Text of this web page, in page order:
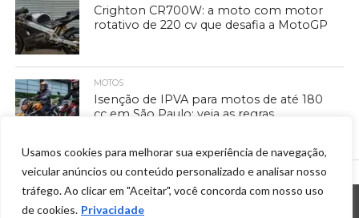
Usamos cookies para melhorar sua experiência de navegação,
veicular anúncios ou conteúdo personalizado e analisar nosso
tráfego. Ao clicar em "Aceitar", você concorda com nosso uso
de cookies. Privacidade
Crighton CR700W: a moto com motor
rotativo de 220 cv que desafia a MotoGP
MOTOS
Isenção de IPVA para motos de até 180
cc em São Paulo: veja as regras